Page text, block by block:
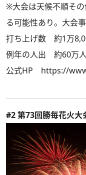
※大会は天候不順そ
る可能性あり。大会
打ち上げ数 約1万
例年の人出 約60万人
公式HP https://
#2 第73回勝毎花火大